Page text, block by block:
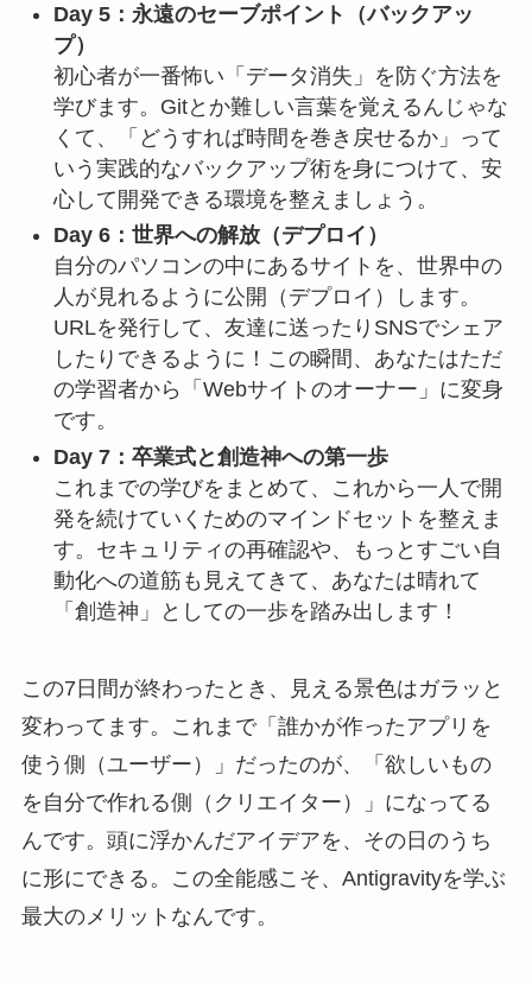
Day 5：永遠のセーブポイント（バックアッ
プ）
初心者が一番怖い「データ消失」を防ぐ方法を
学びます。Gitとか難しい言葉を覚えるんじゃな
くて、「どうすれば時間を巻き戻せるか」って
いう実践的なバックアップ術を身につけて、安
心して開発できる環境を整えましょう。
Day 6：世界への解放（デプロイ）
自分のパソコンの中にあるサイトを、世界中の
人が見れるように公開（デプロイ）します。
URLを発行して、友達に送ったりSNSでシェア
したりできるように！この瞬間、あなたはただ
の学習者から「Webサイトのオーナー」に変身
です。
Day 7：卒業式と創造神への第一歩
これまでの学びをまとめて、これから一人で開
発を続けていくためのマインドセットを整えま
す。セキュリティの再確認や、もっとすごい自
動化への道筋も見えてきて、あなたは晴れて
「創造神」としての一歩を踏み出します！
この7日間が終わったとき、見える景色はガラッと
変わってます。これまで「誰かが作ったアプリを
使う側（ユーザー）」だったのが、「欲しいもの
を自分で作れる側（クリエイター）」になってる
んです。頭に浮かんだアイデアを、その日のうち
に形にできる。この全能感こそ、Antigravityを学ぶ
最大のメリットなんです。